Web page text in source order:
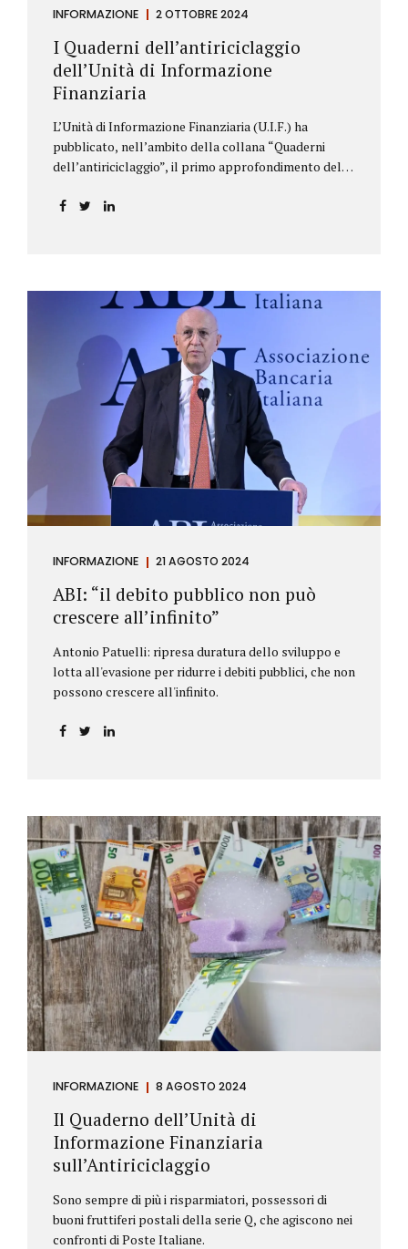
INFORMAZIONE 2 OTTOBRE 2024
I Quaderni dell’antiriciclaggio
dell’Unità di Informazione
Finanziaria
L’Unità di Informazione Finanziaria (U.I.F.) ha
pubblicato, nell’ambito della collana “Quaderni
dell’antiriciclaggio”, il primo approfondimento del
aggiornamenti della normativa e della
riguardano le novità nella disciplina internazionale e
nazionale, e forniscono informazioni su
eventuali consultazioni pubbliche e su pronunce di
particolare rilevanza emesse nell’esercizio
dell’attività giurisdizionale. In questo numero
l’approfondimento è dedicato, in particolare: alla
recente normativa della UE sugli obblighi
antiriciclaggio (c.d. AML Package), tra cui il
Regolamento Antiriciclaggio e la Direttiva AML;
all’AMLA, ovvero alla nuova Autorità europea che
INFORMAZIONE 21 AGOSTO 2024
ABI: “il debito pubblico non può
crescere all’infinito”
Antonio Patuelli: ripresa duratura dello sviluppo e
lotta all'evasione per ridurre i debiti pubblici, che non
possono crescere all'infinito.
INFORMAZIONE 8 AGOSTO 2024
Il Quaderno dell’Unità di
Informazione Finanziaria
sull’Antiriciclaggio
Sono sempre di più i risparmiatori, possessori di
buoni fruttiferi postali della serie Q, che agiscono nei
confronti di Poste Italiane.